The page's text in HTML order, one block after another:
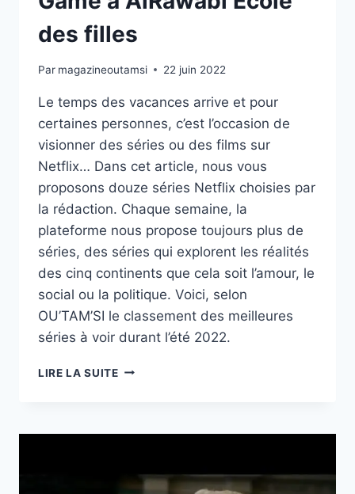
des filles
Par magazineoutamsi 22 juin 2022
Le temps des vacances arrive et pour
certaines personnes, c’est l’occasion de
visionner des séries ou des films sur
Netflix… Dans cet article, nous vous
proposons douze séries Netflix choisies par
la rédaction. Chaque semaine, la
plateforme nous propose toujours plus de
séries, des séries qui explorent les réalités
des cinq continents que cela soit l’amour, le
social ou la politique. Voici, selon
OU’TAM’SI le classement des meilleures
séries à voir durant l’été 2022.
LIRE LA SUITEDOUZE
VOIR